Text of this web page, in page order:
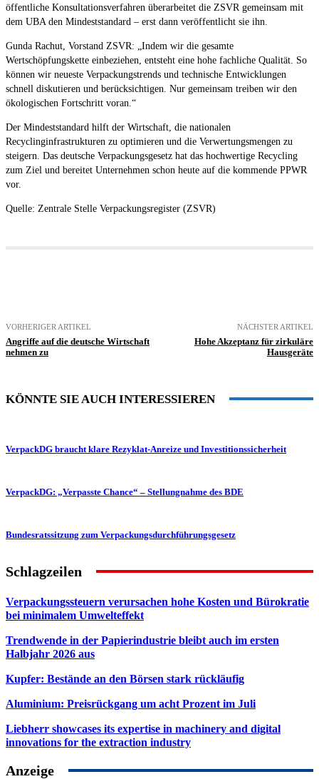
öffentliche Konsultationsverfahren überarbeitet die ZSVR gemeinsam mit
dem UBA den Mindeststandard – erst dann veröffentlicht sie ihn.
Gunda Rachut, Vorstand ZSVR: „Indem wir die gesamte
Wertschöpfungskette einbeziehen, entsteht eine hohe fachliche Qualität. So
können wir neueste Verpackungstrends und technische Entwicklungen
schnell diskutieren und berücksichtigen. Nur gemeinsam treiben wir den
ökologischen Fortschritt voran.“
Der Mindeststandard hilft der Wirtschaft, die nationalen
Recyclinginfrastrukturen zu optimieren und die Verwertungsmengen zu
steigern. Das deutsche Verpackungsgesetz hat das hochwertige Recycling
zum Ziel und bereitet Unternehmen schon heute auf die kommende PPWR
vor.
Quelle: Zentrale Stelle Verpackungsregister (ZSVR)
VORHERIGER ARTIKEL
Angriffe auf die deutsche Wirtschaft
nehmen zu
NÄCHSTER ARTIKEL
Hohe Akzeptanz für zirkuläre
Hausgeräte
KÖNNTE SIE AUCH INTERESSIEREN
VerpackDG braucht klare Rezyklat-Anreize und Investitionssicherheit
VerpackDG: „Verpasste Chance“ – Stellungnahme des BDE
Bundesratssitzung zum Verpackungsdurchführungsgesetz
Schlagzeilen
Verpackungssteuern verursachen hohe Kosten und Bürokratie
bei minimalem Umwelteffekt
Trendwende in der Papierindustrie bleibt auch im ersten
Halbjahr 2026 aus
Kupfer: Bestände an den Börsen stark rückläufig
Aluminium: Preisrückgang um acht Prozent im Juli
Liebherr showcases its expertise in machinery and digital
innovations for the extraction industry
Anzeige